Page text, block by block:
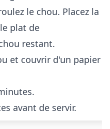
le chou. Placez la
plat de
restant.
et couvrir d'un papier
avant de servir.